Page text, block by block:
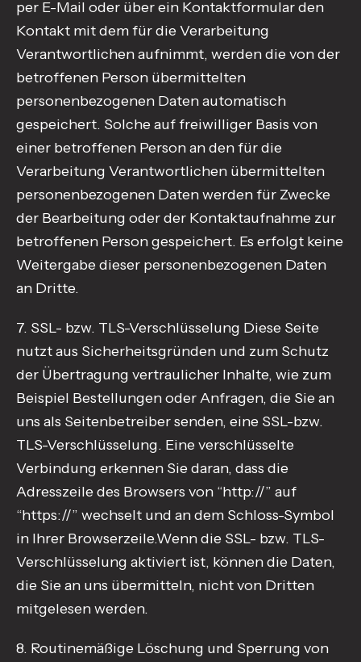
per E-Mail oder über ein Kontaktformular den
Kontakt mit dem für die Verarbeitung
Verantwortlichen aufnimmt, werden die von der
betroffenen Person übermittelten
personenbezogenen Daten automatisch
gespeichert. Solche auf freiwilliger Basis von
einer betroffenen Person an den für die
Verarbeitung Verantwortlichen übermittelten
personenbezogenen Daten werden für Zwecke
der Bearbeitung oder der Kontaktaufnahme zur
betroffenen Person gespeichert. Es erfolgt keine
Weitergabe dieser personenbezogenen Daten
an Dritte.‍
7. SSL- bzw. TLS-Verschlüsselung Diese Seite
nutzt aus Sicherheitsgründen und zum Schutz
der Übertragung vertraulicher Inhalte, wie zum
Beispiel Bestellungen oder Anfragen, die Sie an
uns als Seitenbetreiber senden, eine SSL-bzw.
TLS-Verschlüsselung. Eine verschlüsselte
Verbindung erkennen Sie daran, dass die
Adresszeile des Browsers von “http://” auf
“https://” wechselt und an dem Schloss-Symbol
in Ihrer Browserzeile.Wenn die SSL- bzw. TLS-
Verschlüsselung aktiviert ist, können die Daten,
die Sie an uns übermitteln, nicht von Dritten
mitgelesen werden.
8. Routinemäßige Löschung und Sperrung von